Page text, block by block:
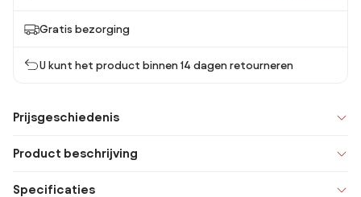
Gratis bezorging
U kunt het product binnen 14 dagen retourneren
Prijsgeschiedenis
Product beschrijving
Specificaties